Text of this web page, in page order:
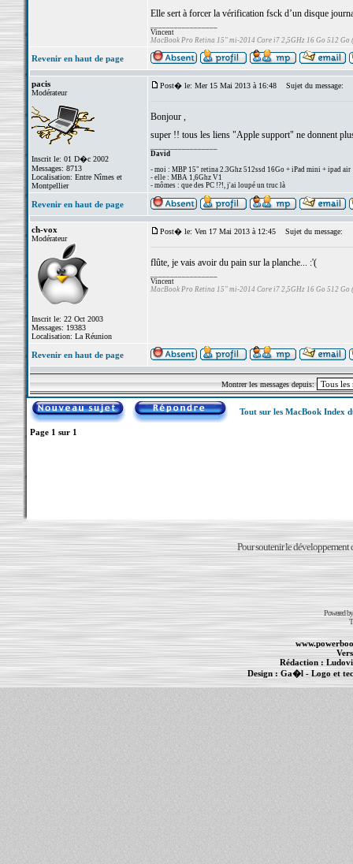
Elle sert à forcer la vérification fsck d’un disque
Vincent
MacBook Pro Retina 15" mi-2014 Core i7 2,5GHz 16 Go 512 Go
Revenir en haut de page
pacis
Modérateur
Inscrit le: 01 D�c 2002
Messages: 8713
Localisation: Entre Nîmes et
Montpellier
Post� le: Mer 15 Mai 2013 à 16:48 Sujet du message:
Bonjour ,
super !! tous les liens "Apple support" ne donnent
David
- moi : MBP 15" retina 2.3Ghz 512ssd 16Go + iPad mini + ipad air
- elle : MBA 1,6Ghz V1
- mômes : que des PC !?!, j'ai loupé un truc là
Revenir en haut de page
ch-vox
Modérateur
Inscrit le: 22 Oct 2003
Messages: 19383
Localisation: La Réunion
Post� le: Ven 17 Mai 2013 à 12:45 Sujet du message:
flûte, je vais avoir du pain sur la planche... :'(
Vincent
MacBook Pro Retina 15" mi-2014 Core i7 2,5GHz 16 Go 512 Go
Revenir en haut de page
Montrer les messages depuis:
Tout sur les MacBook Index
Page 1 sur 1
Pour soutenir le développement
Powered
Rédaction :
Design : Ga�l - Logo et